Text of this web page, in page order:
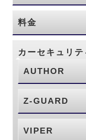
料金
カーセキュリテ
AUTHOR
Z-GUARD
VIPER